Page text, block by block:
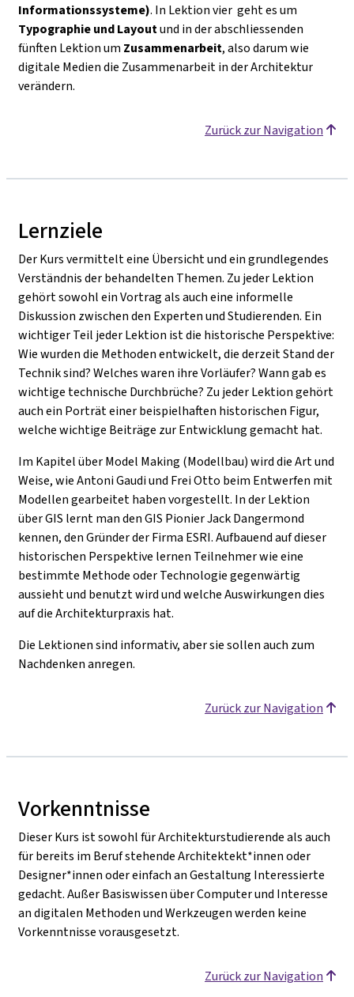
Informationssysteme). In Lektion vier geht es um
Typographie und Layoutund in der abschliessenden
fünften Lektion um Zusammenarbeit, also darum wie
digitale Medien die Zusammenarbeit in der Architektur
verändern.
Zurück zur Navigation
Lernziele
Der Kurs vermittelt eine Übersicht und ein grundlegendes
Verständnis der behandelten Themen. Zu jeder Lektion
gehört sowohl ein Vortrag als auch eine informelle
Diskussion zwischen den Experten und Studierenden. Ein
wichtiger Teil jeder Lektion ist die historische Perspektive:
Wie wurden die Methoden entwickelt, die derzeit Stand der
Technik sind? Welches waren ihre Vorläufer? Wann gab es
wichtige technische Durchbrüche? Zu jeder Lektion gehört
auch ein Porträt einer beispielhaften historischen Figur,
welche wichtige Beiträge zur Entwicklung gemacht hat.
Im Kapitel über Model Making (Modellbau) wird die Art und
Weise, wie Antoni Gaudi und Frei Otto beim Entwerfen mit
Modellen gearbeitet haben vorgestellt. In der Lektion
über GIS lernt man den GIS Pionier Jack Dangermond
kennen, den Gründer der Firma ESRI. Aufbauend auf dieser
historischen Perspektive lernen Teilnehmer wie eine
bestimmte Methode oder Technologie gegenwärtig
aussieht und benutzt wird und welche Auswirkungen dies
auf die Architekturpraxis hat.
Die Lektionen sind informativ, aber sie sollen auch zum
Nachdenken anregen.
Zurück zur Navigation
Vorkenntnisse
Dieser Kurs ist sowohl für Architekturstudierende als auch
für bereits im Beruf stehende Architektekt*innen oder
Designer*innen oder einfach an Gestaltung Interessierte
gedacht. Außer Basiswissen über Computer und Interesse
an digitalen Methoden und Werkzeugen werden keine
Vorkenntnisse vorausgesetzt.
Zurück zur Navigation